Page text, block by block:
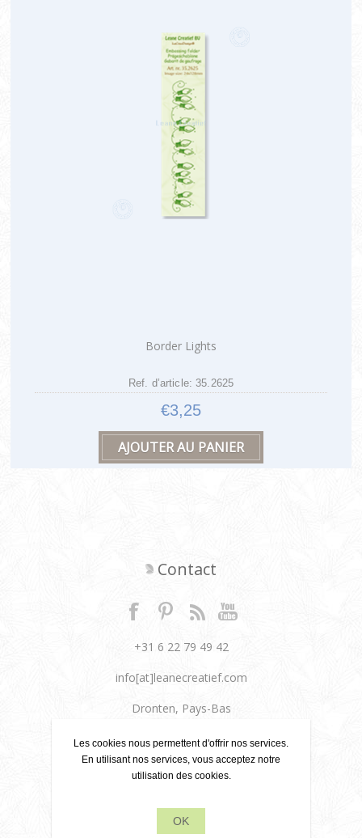
Border Lights
Ref. d’article: 35.2625
€3,25
Contact
+31 6 22 79 49 42
info[at]leanecreatief.com
Dronten, Pays-Bas
Leane Creatief
Politique de confidentialité
À propos de nous
Les cookies nous permettent d'offrir nos services.
En utilisant nos services, vous acceptez notre
utilisation des cookies.
OK